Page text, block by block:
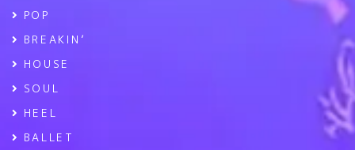
POP
BREAKIN’
HOUSE
SOUL
HEEL
BALLET